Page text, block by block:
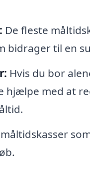
De fleste
bidrager til en
Hvis du bor
hjælpe med at